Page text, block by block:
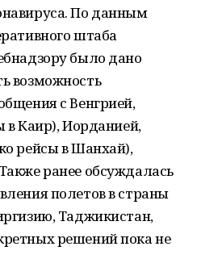
По данным
штаба
было дано
возможность
с Венгрией,
в Каир), Иорданией,
рейсы в Шанхай),
ранее обсуждалась
полетов в страны
Таджикистан,
решений пока не